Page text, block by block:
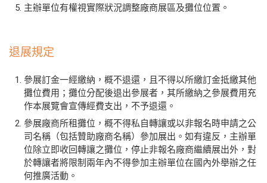
主辦單位有權視實際狀況調整廠商展區及攤位位置。
退展規定
參展訂金一經繳納，概不退還，且不得以所繳訂金抵繳其他
攤位費用；攤位分配後退出參展者，其所繳納之參展費用充
作本展覽會宣傳經費支出，不予退還。
參展廠商所租攤位，概不得私自轉讓或以非報名時申請之公
司名稱（包括贊助廠商名稱）參加展出。如有違反，主辦單
位除立即收回轉讓之攤位，停止非報名廠商繼續展出外，對
於轉讓者將限制兩年內不得參加主辦單位在國內外舉辦之任
何推廣活動。